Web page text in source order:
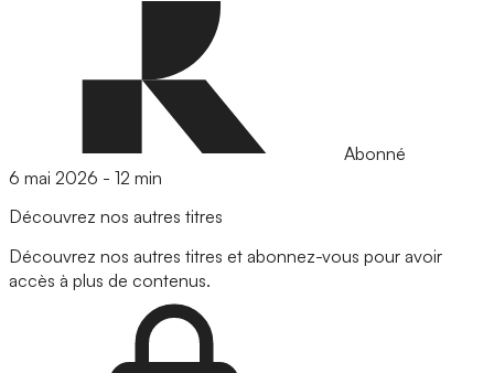
Abonné
6 mai 2026 - 12 min
Découvrez nos autres titres
Découvrez nos autres titres et abonnez-vous pour avoir
accès à plus de contenus.